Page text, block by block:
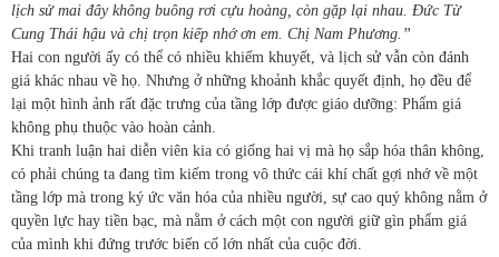
lịch sử mai đây không buông rơi cựu hoàng, còn gặp lại nhau. Đức Từ
Cung Thái hậu và chị trọn kiếp nhớ ơn em. Chị Nam Phương.”
Hai con người ấy có thể có nhiều khiếm khuyết, và lịch sử vẫn còn đánh
giá khác nhau về họ. Nhưng ở những khoảnh khắc quyết định, họ đều để
lại một hình ảnh rất đặc trưng của tầng lớp được giáo dưỡng: Phẩm giá
không phụ thuộc vào hoàn cảnh.
Khi tranh luận hai diễn viên kia có giống hai vị mà họ sắp hóa thân không,
có phải chúng ta đang tìm kiếm trong vô thức cái khí chất gợi nhớ về một
tầng lớp mà trong ký ức văn hóa của nhiều người, sự cao quý không nằm ở
quyền lực hay tiền bạc, mà nằm ở cách một con người giữ gìn phẩm giá
của mình khi đứng trước biến cố lớn nhất của cuộc đời.